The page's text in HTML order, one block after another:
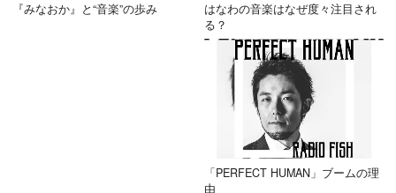
『みなおか』と“音楽”の歩み
はなわの音楽はなぜ度々注目され
る？
「PERFECT HUMAN」ブームの理
由